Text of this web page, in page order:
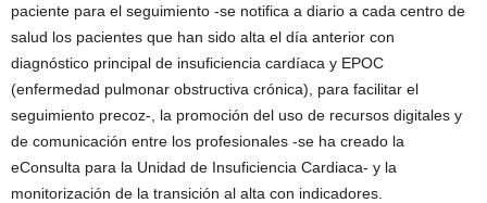
paciente para el seguimiento -se notifica a diario a cada centro de
salud los pacientes que han sido alta el día anterior con
diagnóstico principal de insuficiencia cardíaca y EPOC
(enfermedad pulmonar obstructiva crónica), para facilitar el
seguimiento precoz-, la promoción del uso de recursos digitales y
de comunicación entre los profesionales -se ha creado la
eConsulta para la Unidad de Insuficiencia Cardiaca- y la
monitorización de la transición al alta con indicadores.